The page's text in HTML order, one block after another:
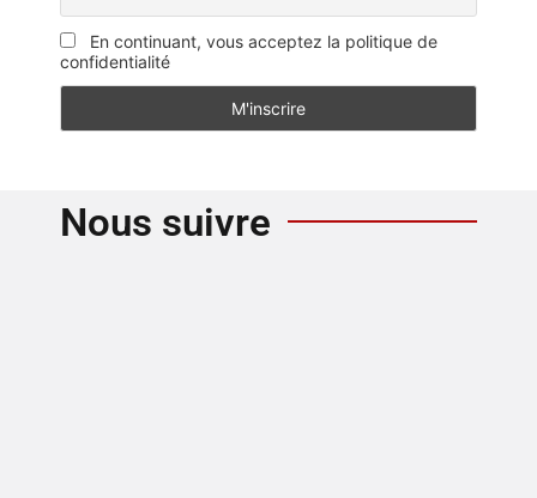
En continuant, vous acceptez la politique de
confidentialité
Nous suivre